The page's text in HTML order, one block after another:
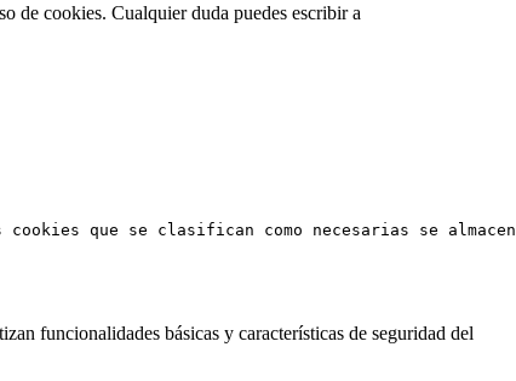
de cookies. Cualquier duda puedes escribir a
que se clasifican como necesarias se
funcionalidades básicas y características de seguridad del